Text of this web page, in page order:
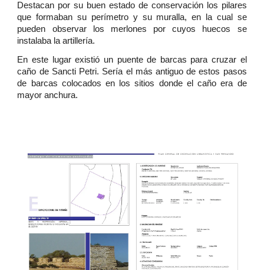
Destacan por su buen estado de conservación los pilares
que formaban su perímetro y su muralla, en la cual se
pueden observar los merlones por cuyos huecos se
instalaba la artillería.
En este lugar existió un puente de barcas para cruzar el
caño de Sancti Petri. Sería el más antiguo de estos pasos
de barcas colocados en los sitios donde el caño era de
mayor anchura.